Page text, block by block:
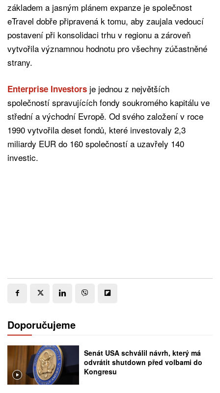
základem a jasným plánem expanze je společnost
eTravel dobře připravená k tomu, aby zaujala vedoucí
postavení při konsolidaci trhu v regionu a zároveň
vytvořila významnou hodnotu pro všechny zúčastněné
strany.
Enterprise Investors je jednou z největších
společností spravujících fondy soukromého kapitálu ve
střední a východní Evropě. Od svého založení v roce
1990 vytvořila deset fondů, které investovaly 2,3
miliardy EUR do 160 společností a uzavřely 140
investic.
Doporučujeme
Senát USA schválil návrh, který má
odvrátit shutdown před volbami do
Kongresu